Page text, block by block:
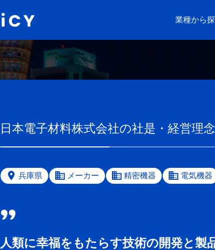
業種から
日本電子材料株式会社の社是・経営理
兵庫県 メーカー 精密機器 電気機器
人類に幸福をもたらす技術の開発と製